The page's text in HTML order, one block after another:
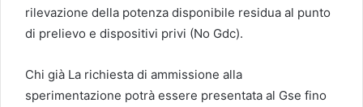
rilevazione della potenza disponibile residua al punto
di prelievo e dispositivi privi (No Gdc).
Chi già La richiesta di ammissione alla
sperimentazione potrà essere presentata al Gse fino